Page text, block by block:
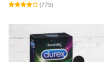
(779)